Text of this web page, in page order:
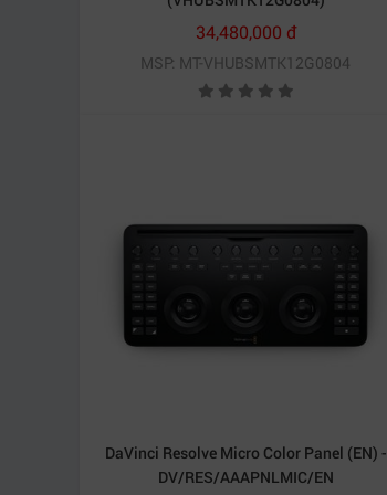
34,480,000 đ
MSP: MT-VHUBSMTK12G0804
DaVinci Resolve Micro Color Panel (EN) -
DV/RES/AAAPNLMIC/EN